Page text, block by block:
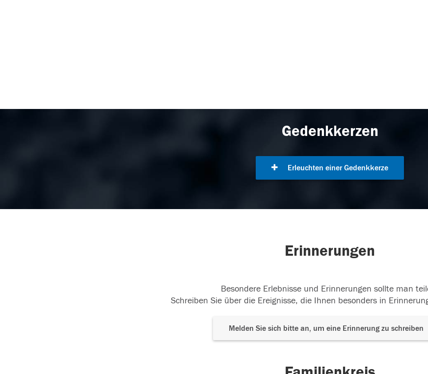
Gedenkkerzen
Erleuchten einer Gedenkkerze
Erinnerungen
Besondere Erlebnisse und Erinnerungen sollte man
Schreiben Sie über die Ereignisse, die Ihnen besonders in
Melden Sie sich bitte an, um eine Erinnerung zu schreiben